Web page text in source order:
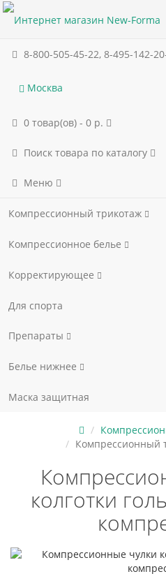
8-800-505-45-22, 8-495-142-
Москва
0 товар(ов) - 0 р.
Поиск товара по каталогу
Меню
Компрессионный трикотаж
Компрессионное белье
Корректирующее
Для спорта
Препараты
Белье нижнее
Маска защитная
Компрессионный
колготки